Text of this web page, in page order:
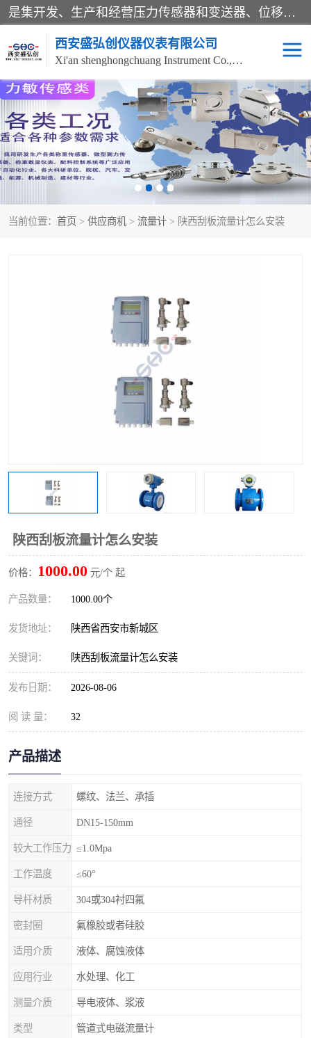
是集开发、生产和经营压力传感器和变送器、位移传感器和变送器、流量传感器和变送器、称重传感器和变送器、测力传感器和变送器、温湿度传感器和变送器、扭矩传感器、智能数显控制仪表等产品的化高新技术企业。
西安盛弘创仪器仪表有限公司
Xi'an shenghongchuang Instrument Co., Ltd
当前位置： 首页 > 供应商机 > 流量计 > 陕西刮板流量计怎么安装
陕西刮板流量计怎么安装
价格： 1000.00 元/个 起
产品数量： 1000.00个
发货地址： 陕西省西安市新城区
关键词： 陕西刮板流量计怎么安装
发布日期： 2026-08-06
阅 读 量： 32
产品描述
连接方式 螺纹、法兰、承插
通径 DN15-150mm
较大工作压力 ≤1.0Mpa
工作温度 ≤60°
导杆材质 304或304衬四氟
密封圈 氟橡胶或者硅胶
适用介质 液体、腐蚀液体
应用行业 水处理、化工
测量介质 导电液体、浆液
类型 管道式电磁流量计
称重传感器 超声波流量计
压力变送器 通用型压力变送器
流量计
位移传感器 差压变送器